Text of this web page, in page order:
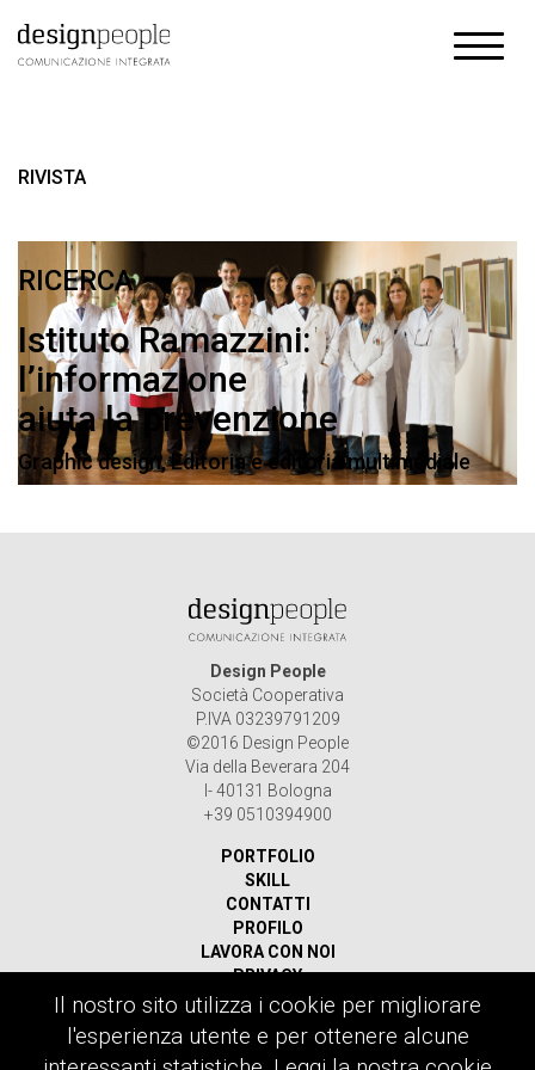
RIVISTA
RICERCA
Istituto Ramazzini:
l’informazione
aiuta la prevenzione
Graphic design,Editoria e editoria multimediale
Design People
Società Cooperativa
P.IVA 03239791209
©2016 Design People
Via della Beverara 204
I- 40131 Bologna
+39 0510394900
PORTFOLIO
SKILL
CONTATTI
PROFILO
LAVORA CON NOI
PRIVACY
Ricerca
per:
Il nostro sito utilizza i cookie per migliorare
l'esperienza utente e per ottenere alcune